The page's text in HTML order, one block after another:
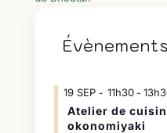
19 SEP 11h30-
Atelier de
okonomiyaki